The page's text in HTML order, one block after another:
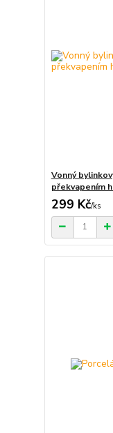
Vonný
překvapením
299 Kč/ks